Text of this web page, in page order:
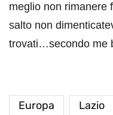
meglio non rimanere
salto non
trovati…secondo me
Europa Lazio